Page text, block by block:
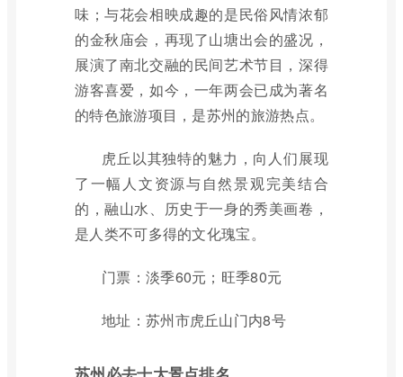
味；与花会相映成趣的是民俗风情浓郁
的金秋庙会，再现了山塘出会的盛况，
展演了南北交融的民间艺术节目，深得
游客喜爱，如今，一年两会已成为著名
的特色旅游项目，是苏州的旅游热点。
虎丘以其独特的魅力，向人们展现
了一幅人文资源与自然景观完美结合
的，融山水、历史于一身的秀美画卷，
是人类不可多得的文化瑰宝。
门票：淡季60元；旺季80元
地址：苏州市虎丘山门内8号